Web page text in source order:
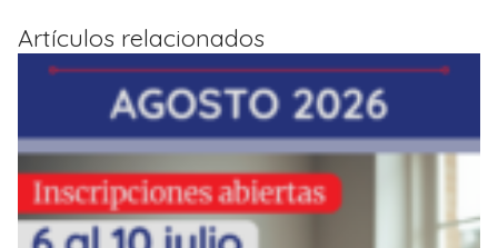
Artículos relacionados